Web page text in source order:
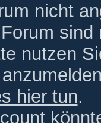
nicht
nutzen
hier tun.